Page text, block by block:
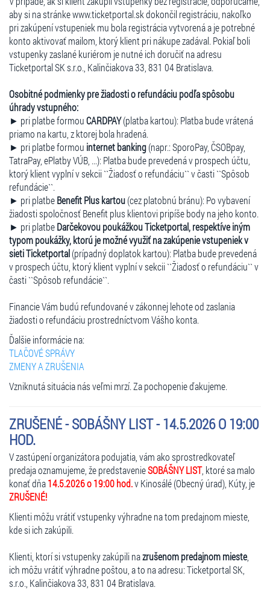
aby si na stránke www.ticketportal.sk dokončil registráciu, nakoľko
pri zakúpení vstupeniek mu bola registrácia vytvorená a je potrebné
konto aktivovať mailom, ktorý klient pri nákupe zadával. Pokiaľ boli
vstupenky zaslané kuriérom je nutné ich doručiť na adresu
Ticketportal SK s.r.o., Kalinčiakova 33, 831 04 Bratislava.
Osobitné podmienky pre žiadosti o refundáciu podľa spôsobu
úhrady vstupného:
► pri platbe formouCARDPAY(platba kartou): Platba bude vrátená
priamo na kartu, z ktorej bola hradená.
► pri platbe formou internet banking(napr.: SporoPay, ČSOBpay,
TatraPay, ePlatby VÚB, ...): Platba bude prevedená v prospech účtu,
ktorý klient vyplní v sekcii ``Žiadosť o refundáciu`` v časti ``Spôsob
refundácie``.
► pri platbeBenefit Plus kartou(cez platobnú bránu): Po vybavení
žiadosti spoločnosť Benefit plus klientovi pripíše body na jeho konto.
► pri platbeDarčekovou poukážkou Ticketportal, respektíve iným
typom poukážky, ktorú je možné využiť na zakúpenie vstupeniek v
sieti Ticketportal(prípadný doplatok kartou): Platba bude prevedená
v prospech účtu, ktorý klient vyplní v sekcii ``Žiadosť o refundáciu`` v
časti ``Spôsob refundácie``.
Financie Vám budú refundované v zákonnej lehote od zaslania
žiadosti o refundáciu prostredníctvom Vášho konta.
Ďalšie informácie na:
TLAČOVÉ SPRÁVY
ZMENY A ZRUŠENIA
Vzniknutá situácia nás veľmi mrzí. Za pochopenie ďakujeme.
ZRUŠENÉ - SOBÁŠNY LIST - 14.5.2026 O 19:00
HOD.
V zastúpení organizátora podujatia, vám ako sprostredkovateľ
predaja oznamujeme, že predstavenieSOBÁŠNY LIST, ktoré sa malo
konať dňa14.5.2026 o 19:00 hod.v Kinosálé (Obecný úrad), Kúty, je
ZRUŠENÉ!
Klienti môžu vrátiť vstupenky výhradne na tom predajnom mieste,
kde si ich zakúpili.
Klienti, ktorí si vstupenky zakúpili nazrušenom predajnom mieste,
ich môžu vrátiť výhradne poštou, a to na adresu: Ticketportal SK,
s.r.o., Kalinčiakova 33, 831 04 Bratislava.